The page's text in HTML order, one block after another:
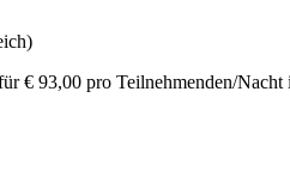
€ 93,00 pro Teilnehmenden/